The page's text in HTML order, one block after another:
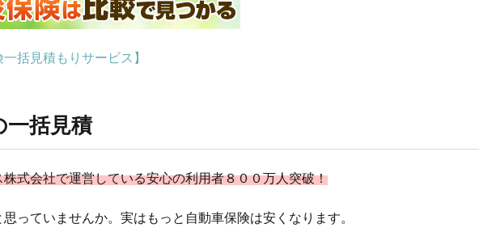
括見積もりサービス】
一括見積
式会社で運営している安心の利用者８００万人突破！
っていませんか。実はもっと自動車保険は安くなります。